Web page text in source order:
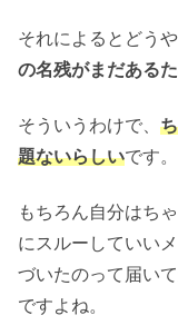
それによるとどう
の名残がまだある
そういうわけで、
題ないらしいです。
もちろん自分はち
にスルーしていい
づいたのって届い
ですよね。